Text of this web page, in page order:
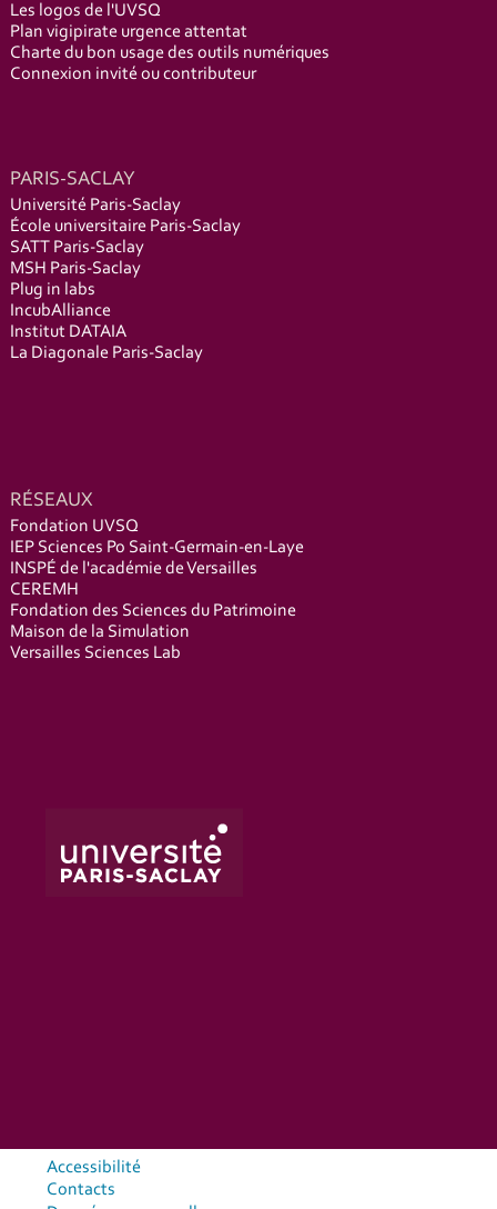
Les logos de l'UVSQ
Plan vigipirate urgence attentat
Charte du bon usage des outils numériques
Connexion invité ou contributeur
PARIS-SACLAY
Université Paris-Saclay
École universitaire Paris-Saclay
SATT Paris-Saclay
MSH Paris-Saclay
Plug in labs
IncubAlliance
Institut DATAIA
La Diagonale Paris-Saclay
RÉSEAUX
Fondation UVSQ
IEP Sciences Po Saint-Germain-en-Laye
INSPÉ de l'académie de Versailles
CEREMH
Fondation des Sciences du Patrimoine
Maison de la Simulation
Versailles Sciences Lab
Accessibilité
Contacts